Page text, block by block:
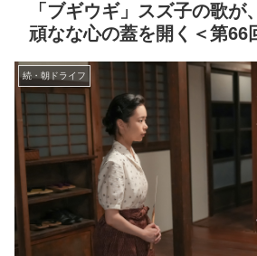
「ブギウギ」スズ子の歌が
頑なな心の蓋を開く＜第66
続・朝ドライフ